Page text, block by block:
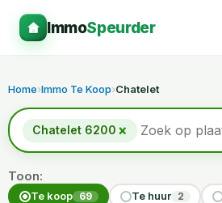
ImmoSpeurder
Home›Immo Te Koop›Chatelet
Chatelet 6200 ×
Toon:
Te koop 69 Te huur 2